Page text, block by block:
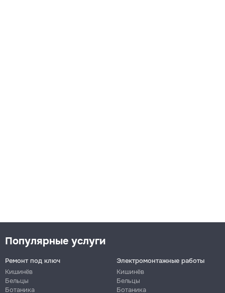
Популярные услуги
Ремонт под ключ
Кишинёв
Бельцы
Ботаника
Электромонтажные работы
Кишинёв
Бельцы
Ботаника